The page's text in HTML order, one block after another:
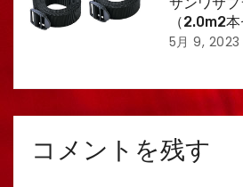
（2.0m2
5月 9, 2023
コメントを残す